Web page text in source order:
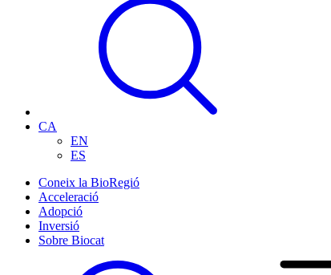
CA
EN
ES
Coneix la BioRegió
Acceleració
Adopció
Inversió
Sobre Biocat